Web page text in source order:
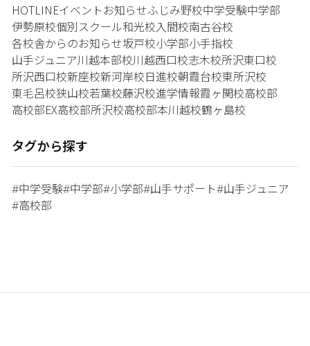
HOTLINEイベントお知らせふじみ野校中学受験中学部
伊勢原校個別スクール和光校入間校南古谷校
各校舎からのお知らせ坂戸校小学部小手指校
山手ジュニア川越本部校川越西口校志木校所沢東口校
所沢西口校新座校新河岸校日進校朝霞台校東所沢校
東毛呂校狭山校若葉校藤沢校進学情報霞ヶ関校高校部
高校部EX高校部所沢校高校部本川越校鶴ヶ島校
タグから探す
#中学受験#中学部#小学部#山手サポート#山手ジュニア
#高校部